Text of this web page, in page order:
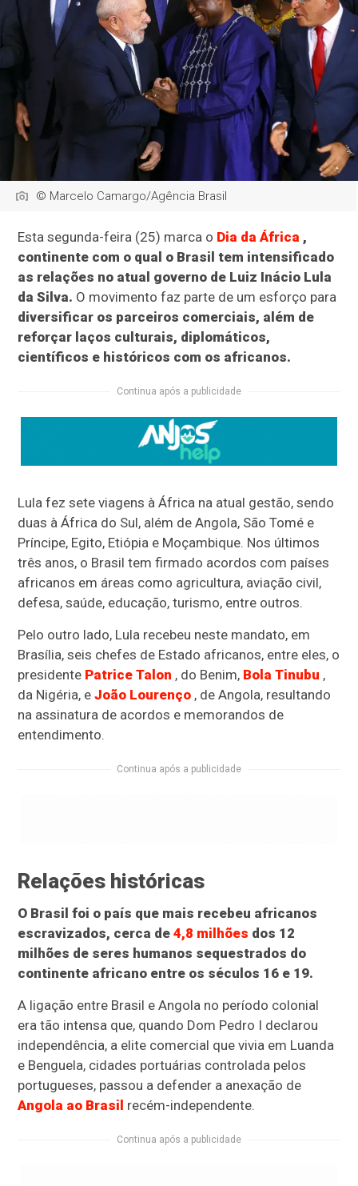
© Marcelo Camargo/Agência Brasil
Esta segunda-feira (25) marca o Dia da África ,
continente com o qual o Brasil tem intensificado
as relações no atual governo de Luiz Inácio Lula
da Silva. O movimento faz parte de um esforço para
diversificar os parceiros comerciais, além de
reforçar laços culturais, diplomáticos,
científicos e históricos com os africanos.
Continua após a publicidade
Lula fez sete viagens à África na atual gestão, sendo
duas à África do Sul, além de Angola, São Tomé e
Príncipe, Egito, Etiópia e Moçambique. Nos últimos
três anos, o Brasil tem firmado acordos com países
africanos em áreas como agricultura, aviação civil,
defesa, saúde, educação, turismo, entre outros.
Pelo outro lado, Lula recebeu neste mandato, em
Brasília, seis chefes de Estado africanos, entre eles, o
presidente Patrice Talon , do Benim, Bola Tinubu ,
da Nigéria, eJoão Lourenço , de Angola, resultando
na assinatura de acordos e memorandos de
entendimento.
Continua após a publicidade
Relações históricas
O Brasil foi o país que mais recebeu africanos
escravizados, cerca de4,8 milhões dos 12
milhões de seres humanos sequestrados do
continente africano entre os séculos 16 e 19.
A ligação entre Brasil e Angola no período colonial
era tão intensa que, quando Dom Pedro I declarou
independência, a elite comercial que vivia em Luanda
e Benguela, cidades portuárias controlada pelos
portugueses, passou a defender a anexação de
Angola ao Brasil recém-independente.
Continua após a publicidade